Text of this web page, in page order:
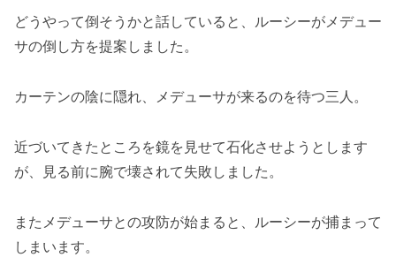
どうやって倒そうかと話していると、ルーシーがメデュー
サの倒し方を提案しました。
カーテンの陰に隠れ、メデューサが来るのを待つ三人。
近づいてきたところを鏡を見せて石化させようとします
が、見る前に腕で壊されて失敗しました。
またメデューサとの攻防が始まると、ルーシーが捕まって
しまいます。